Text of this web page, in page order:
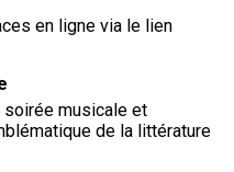
en ligne via le lien
soirée musicale et
de la littérature